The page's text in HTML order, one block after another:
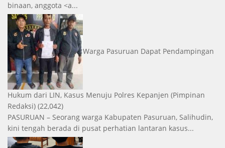
binaan, anggota <a...
Warga Pasuruan Dapat Pendampingan
Hukum dari LIN, Kasus Menuju Polres Kepanjen (Pimpinan
Redaksi) (22,042)
PASURUAN – Seorang warga Kabupaten Pasuruan, Salihudin,
kini tengah berada di pusat perhatian lantaran kasus...